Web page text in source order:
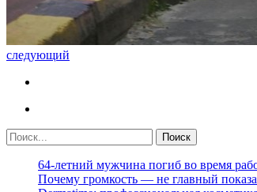
следующий
64-летний мужчина погиб во время
Почему громкость — не главный